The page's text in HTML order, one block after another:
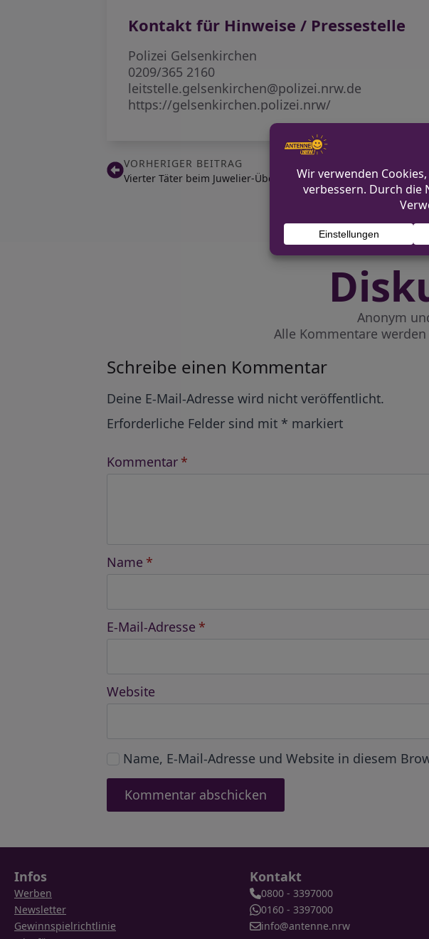
Kontakt für Hinweise / Pressestelle
Polizei Gelsenkirchen
0209/365 2160
leitstelle.gelsenkirchen@polizei.nrw.de
https://gelsenkirchen.polizei.nrw/
VORHERIGER BEITRAG
Vierter Täter beim Juwelier-Überfall in Mönchengladbach?
Anonym
Alle Kommentare
Schreibe einen Kommentar
Deine E-Mail-Adresse wird nicht veröffentlicht.
Erforderliche Felder sind mit * markiert
Kommentar *
Name *
E-Mail-Adresse *
Website
Name, E-Mail-Adresse und Website in diesem
Infos
Werben
Newsletter
Gewinnspielrichtlinie
Kontakt
0800 - 3397000
0160 - 3397000
info@antenne.nrw